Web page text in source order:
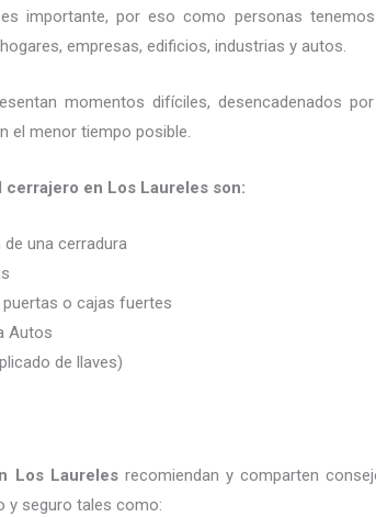
importante, por eso como personas
empresas, edificios, industrias y autos.
momentos difíciles, desencadenados
el menor tiempo posible.
cerrajero en Los Laureles son:
una cerradura
puertas o cajas fuertes
Autos
de llaves)
Los Laureles recomiendan y comparten
y seguro tales como: